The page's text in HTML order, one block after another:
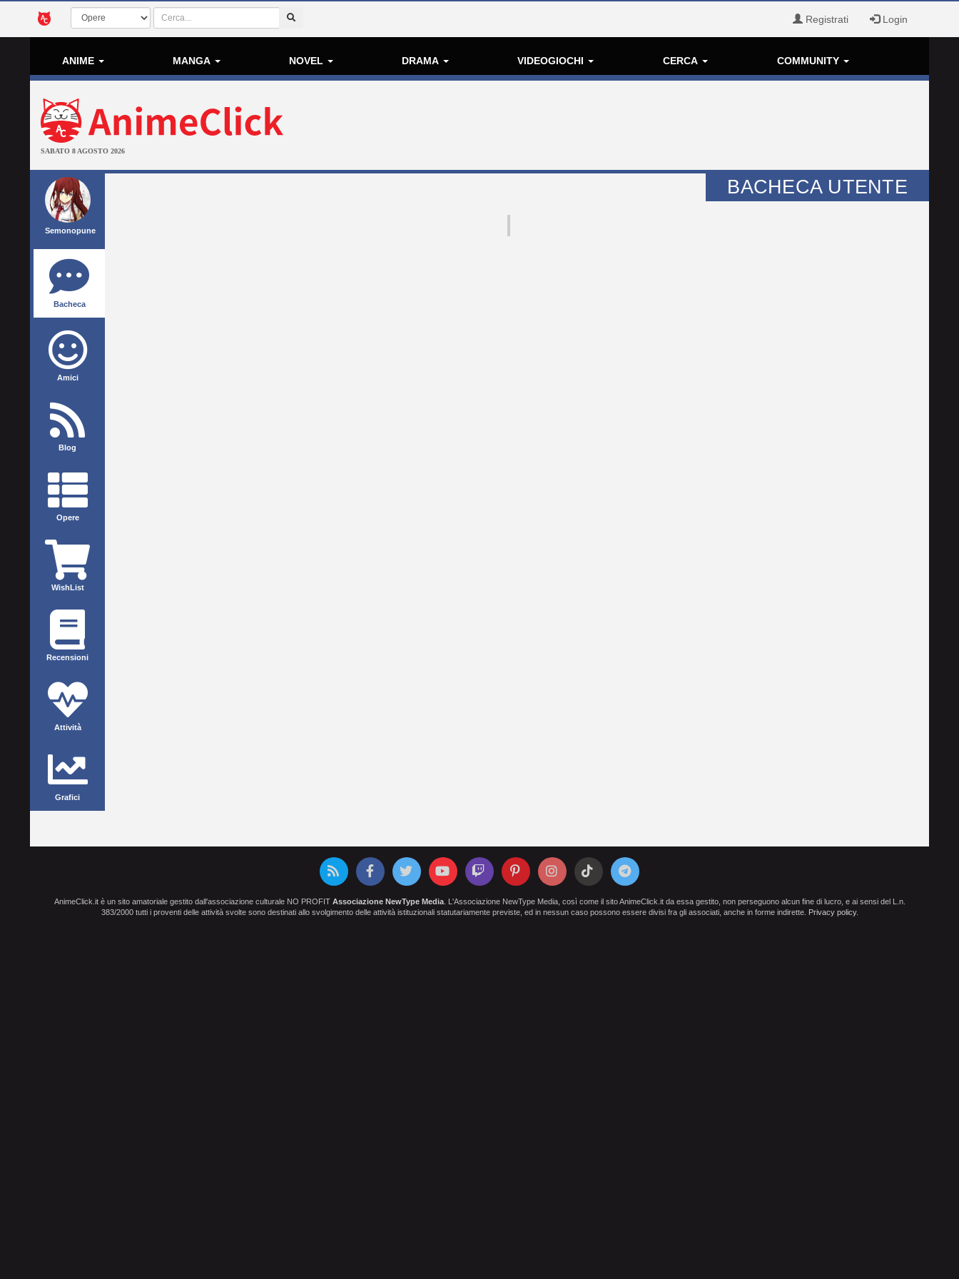
Registrati Login
ANIME MANGA NOVEL DRAMA VIDEOGIOCHI CERCA COMMUNITY
SABATO 8 AGOSTO 2026
Semonopune
Bacheca
Amici
Blog
Opere
WishList
Recensioni
Attività
Grafici
BACHECA UTENTE
AnimeClick.it è un sito amatoriale gestito dall'associazione culturale NO PROFIT Associazione NewType Media. L'Associazione NewType Media, così come il sito AnimeClick.it da essa gestito, non perseguono alcun fine di lucro, e ai sensi del L.n.
383/2000 tutti i proventi delle attività svolte sono destinati allo svolgimento delle attività istituzionali statutariamente previste, ed in nessun caso possono essere divisi fra gli associati, anche in forme indirette. Privacy policy.